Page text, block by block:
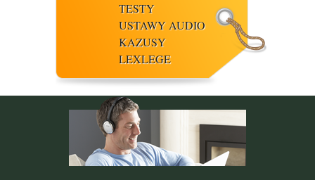
TESTY
USTAWY AUDIO
KAZUSY
LEXLEGE